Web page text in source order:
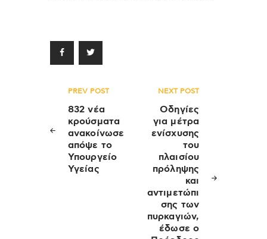
Πλοήγηση
άρθρων
PREV POST
832 νέα
κρούσματα
ανακοίνωσε
απόψε το
Υπουργείο
Υγείας
NEXT POST
Οδηγίες
για μέτρα
ενίσχυσης
του
πλαισίου
πρόληψης
και
αντιμετώπι
σης των
πυρκαγιών,
έδωσε ο